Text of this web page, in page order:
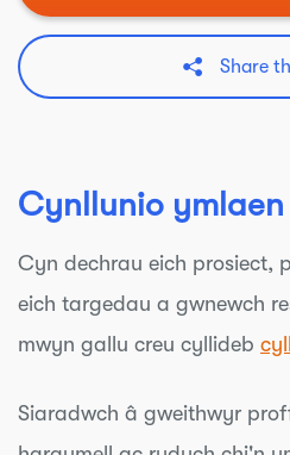
Share
Cynllunio ymlaen
Cyn dechrau eich prosiect,
eich targedau a gwnewch
mwyn gallu creu cyllideb
Siaradwch â gweithwyr